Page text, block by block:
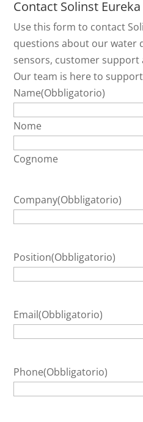
Contact Solinst Eureka
Use this form to contact
questions about our water
sensors, customer support
Our team is here to
Name(Obbligatorio)
Nome
Cognome
Company(Obbligatorio)
Position(Obbligatorio)
Email(Obbligatorio)
Phone(Obbligatorio)